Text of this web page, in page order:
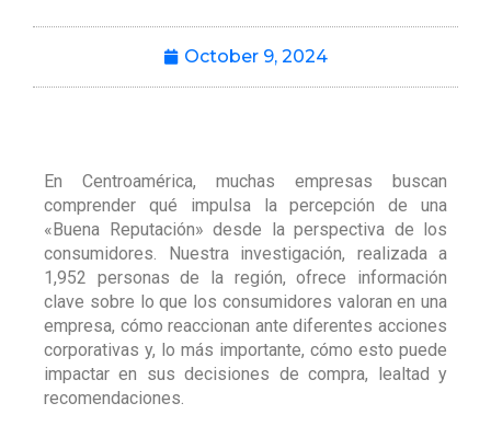
October 9, 2024
En Centroamérica, muchas empresas buscan
comprender qué impulsa la percepción de una
«Buena Reputación» desde la perspectiva de los
consumidores. Nuestra investigación, realizada a
1,952 personas de la región, ofrece información
clave sobre lo que los consumidores valoran en una
empresa, cómo reaccionan ante diferentes acciones
corporativas y, lo más importante, cómo esto puede
impactar en sus decisiones de compra, lealtad y
recomendaciones.